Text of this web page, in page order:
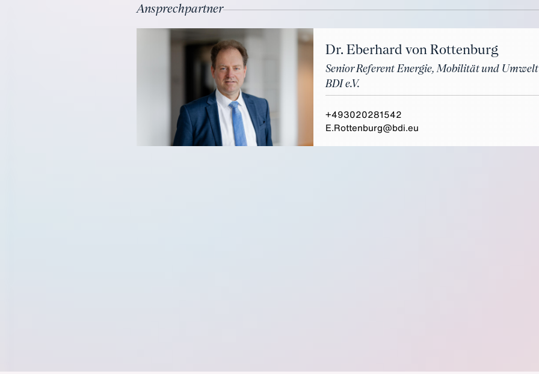
Ansprechpartner
Dr. Eberhard von Rottenburg
Senior Referent Energie, Mobilität und Umwelt
BDI e.V.
+493020281542
E.Rottenburg@bdi.eu